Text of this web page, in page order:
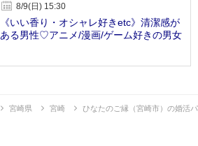
8/9(日) 15:30
《いい香り・オシャレ好きetc》清潔感が
ある男性♡アニメ/漫画/ゲーム好きの男女
宮崎県 宮崎 ひなたのご縁（宮崎市）の婚活